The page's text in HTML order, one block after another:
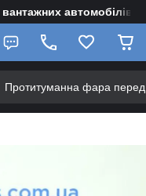
автомобілів
Протитуманна фара